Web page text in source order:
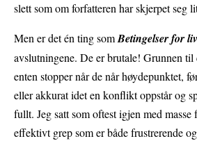
slett som om forfatteren har skjerpet seg
Men er det én ting somBetingelser for liv
avslutningene. De er brutale! Grunnen til
enten stopper når de når høydepunktet,
eller akkurat idet en konflikt oppstår og
fullt. Jeg satt som oftest igjen med masse
effektivt grep som er både frustrerende